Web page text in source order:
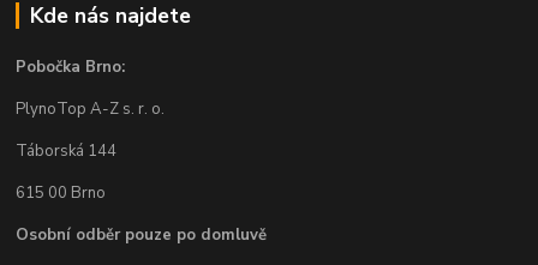
Kde nás najdete
Pobočka Brno:
PlynoTop A-Z s. r. o.
Táborská 144
615 00 Brno
Osobní odběr pouze po domluvě